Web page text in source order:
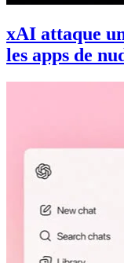
xAI attaque
les apps de